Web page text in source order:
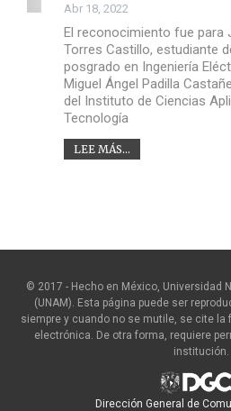
Abr 18, 2022
El reconocimiento fue para
Torres Castillo, estudiante
posgrado en Ingeniería
Miguel Ángel Padilla
del Instituto de Ciencias
Tecnología
LEE MÁS...
© 2017 - Hecho en México, Universidad
(UNAM). Esta página puede ser
siempre y cuando no se mutile, se cite
electrónica. De otra forma, requiere
institución.
Dirección General de